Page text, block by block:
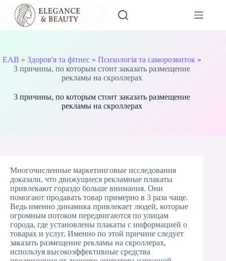
Перейти
вмісту
EAB » Здоров'я та фітнес» Психологія та саморозвиток»
3 причины, по которым стоит заказать размещение
рекламы на скроллерах
3 причины, по которым стоит заказать размещение
рекламы на скроллерах
Многочисленные маркетинговые исследования
доказали, что движущиеся рекламные плакаты
привлекают гораздо больше внимания. Они
помогают продавать товар примерно в 3 раза чаще.
Ведь именно динамика привлекает людей, которые
огромным потоком передвигаются по улицам
города, где установлены плакаты с информацией о
товарах и услуг. Именно по этой причине следует
заказать размещение рекламы на скроллерах,
используя высокоэффективные средства